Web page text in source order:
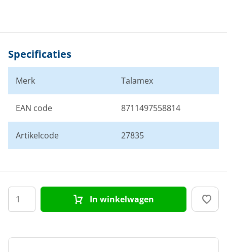
Specificaties
Merk Talamex
EAN code 8711497558814
Artikelcode 27835
In winkelwagen